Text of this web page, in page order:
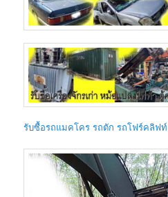
รับซื้อรถแมคโคร รถตัก รถโฟร์คลิฟท์